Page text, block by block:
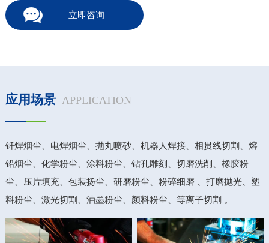
立即咨询
应用场景 APPLICATION
钎焊烟尘、电焊烟尘、抛丸喷砂、机器人焊接、相贯线切割、熔
铅烟尘、化学粉尘、涂料粉尘、钻孔雕刻、切磨洗削、橡胶粉
尘、压片填充、包装扬尘、研磨粉尘、粉碎细磨 、打磨抛光、塑
料粉尘、激光切割、油墨粉尘、颜料粉尘、等离子切割 。